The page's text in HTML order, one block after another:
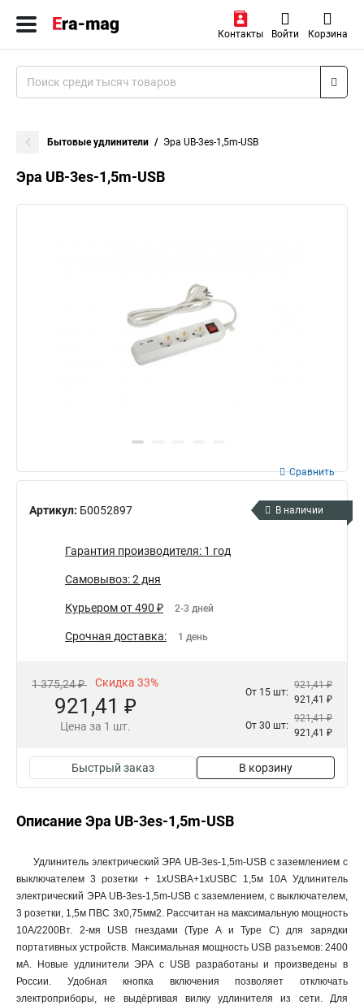
Контакты Войти Корзина
Бытовые удлинители Эра UB-3es-1,5m-USB
Эра UB-3es-1,5m-USB
Артикул: Б0052897
Сравнить
В наличии
Гарантия производителя: 1 год
Самовывоз: 2 дня
Курьером от 490 ₽ 2-3 дней
Срочная доставка: 1 день
1 375,24 ₽ Скидка 33%
921,41 ₽
Цена за 1 шт.
От 15 шт:
921,41 ₽
921,41 ₽
От 30 шт:
921,41 ₽
921,41 ₽
Быстрый заказ В корзину
Описание Эра UB-3es-1,5m-USB
Удлинитель электрический ЭРА UB-3es-1,5m-USB c заземлением с
выключателем 3 розетки + 1xUSBA+1xUSBC 1,5м 10А Удлинитель
электрический ЭРА UB-3es-1,5m-USB с заземлением, с выключателем,
3 розетки, 1,5м ПВС 3x0,75мм2. Рассчитан на максимальную мощность
10А/2200Вт. 2-мя USB гнездами (Type A и Type C) для зарядки
портативных устройств. Максимальная мощность USB разъемов: 2400
мА. Новые удлинители ЭРА с USB разработаны и произведены в
России. Удобная кнопка включения позволяет отключать
электроприборы, не выдёргивая вилку удлинителя из сети. Для